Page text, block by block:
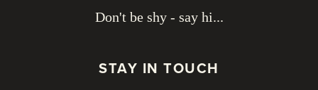
Don't be shy - say hi...
STAY IN TOUCH